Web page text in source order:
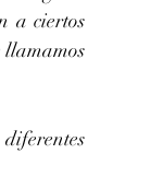
a ciertos
llamamos